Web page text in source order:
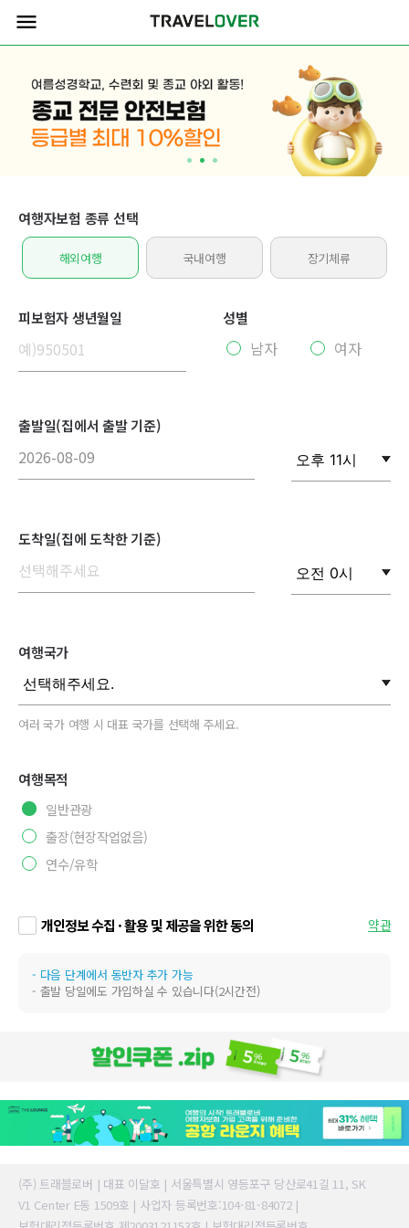
menu
여행자보험 종류 선택
해외여행 국내여행 장기체류
피보험자 생년월일 성별
남자 여자
출발일(집에서 출발 기준)
도착일(집에 도착한 기준)
여행국가
여러 국가 여행 시 대표 국가를 선택해 주세요.
여행목적
일반관광
출장(현장작업없음)
연수/유학
개인정보 수집 · 활용 및 제공을 위한 동의 약관
- 다음 단계에서 동반자 추가 가능
- 출발 당일에도 가입하실 수 있습니다(2시간전)
(주) 트래블로버 | 대표 이달호 | 서울특별시 영등포구 당산로41길 11, SK
V1 Center E동 1509호 | 사업자 등록번호:104-81-84072 |